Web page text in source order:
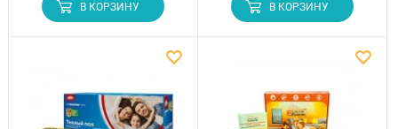
В КОРЗИНУ В КОРЗИНУ